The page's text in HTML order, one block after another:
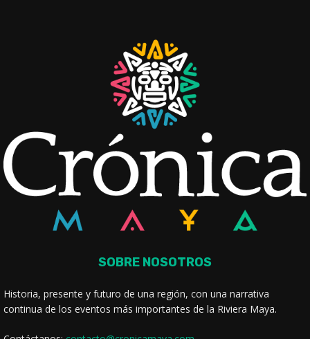
SOBRE NOSOTROS
Historia, presente y futuro de una región, con una narrativa
continua de los eventos más importantes de la Riviera Maya.